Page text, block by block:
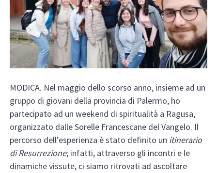
MODICA. Nel maggio dello scorso anno, insieme ad un
gruppo di giovani della provincia di Palermo, ho
partecipato ad un weekend di spiritualità a Ragusa,
organizzato dalle Sorelle Francescane del Vangelo. Il
percorso dell’esperienza è stato definito un itinerario
di Resurrezione; infatti, attraverso gli incontri e le
dinamiche vissute, ci siamo ritrovati ad ascoltare